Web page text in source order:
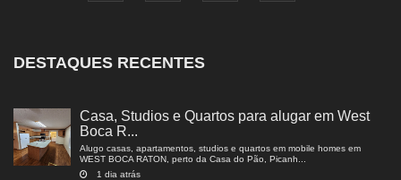
DESTAQUES RECENTES
Casa, Studios e Quartos para alugar em West
Boca R...
Alugo casas, apartamentos, studios e quartos em mobile homes em
WEST BOCA RATON, perto da Casa do Pão, Picanh...
1 dia atrás